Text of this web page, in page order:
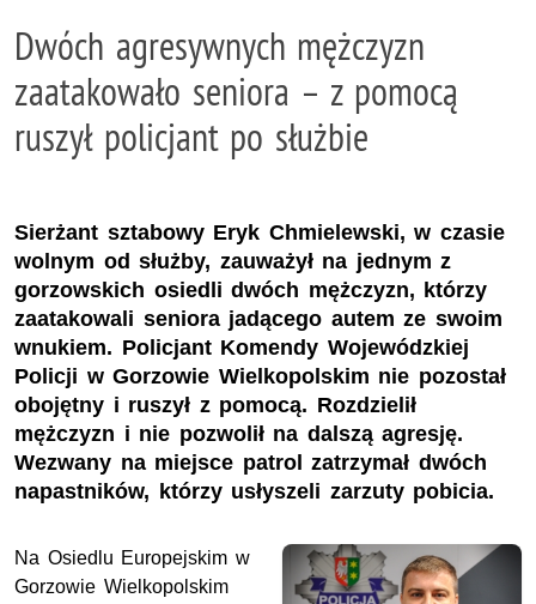
Dwóch agresywnych mężczyzn
zaatakowało seniora – z pomocą
ruszył policjant po służbie
Sierżant sztabowy Eryk Chmielewski, w czasie
wolnym od służby, zauważył na jednym z
gorzowskich osiedli dwóch mężczyzn, którzy
zaatakowali seniora jadącego autem ze swoim
wnukiem. Policjant Komendy Wojewódzkiej
Policji w Gorzowie Wielkopolskim nie pozostał
obojętny i ruszył z pomocą. Rozdzielił
mężczyzn i nie pozwolił na dalszą agresję.
Wezwany na miejsce patrol zatrzymał dwóch
napastników, którzy usłyszeli zarzuty pobicia.
Na Osiedlu Europejskim w
Gorzowie Wielkopolskim